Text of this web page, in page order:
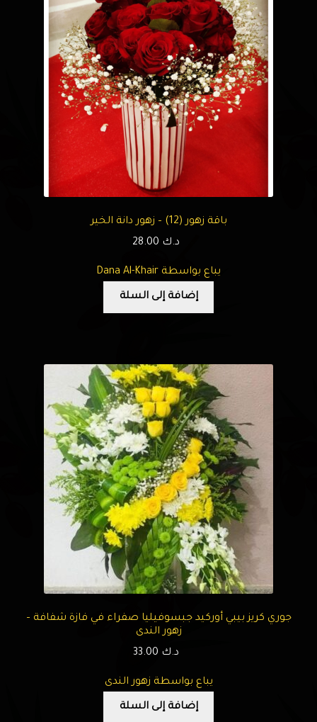
باقة زهور (12) – زهور دانة الخير
د.ك
يباع بواسطة Dana Al-Khair
إضافة إلى السلة
جوري كريز بيبي أوركيد جبسوفيليا صفراء في فازة شفافة –
زهور الندى
د.ك
يباع بواسطة زهور الندى
إضافة إلى السلة